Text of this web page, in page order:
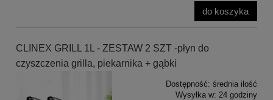
do koszyka
CLINEX GRILL 1L - ZESTAW 2 SZT -płyn do
czyszczenia grilla, piekarnika + gąbki
Dostępność: średnia ilość
Wysyłka w: 24 godziny